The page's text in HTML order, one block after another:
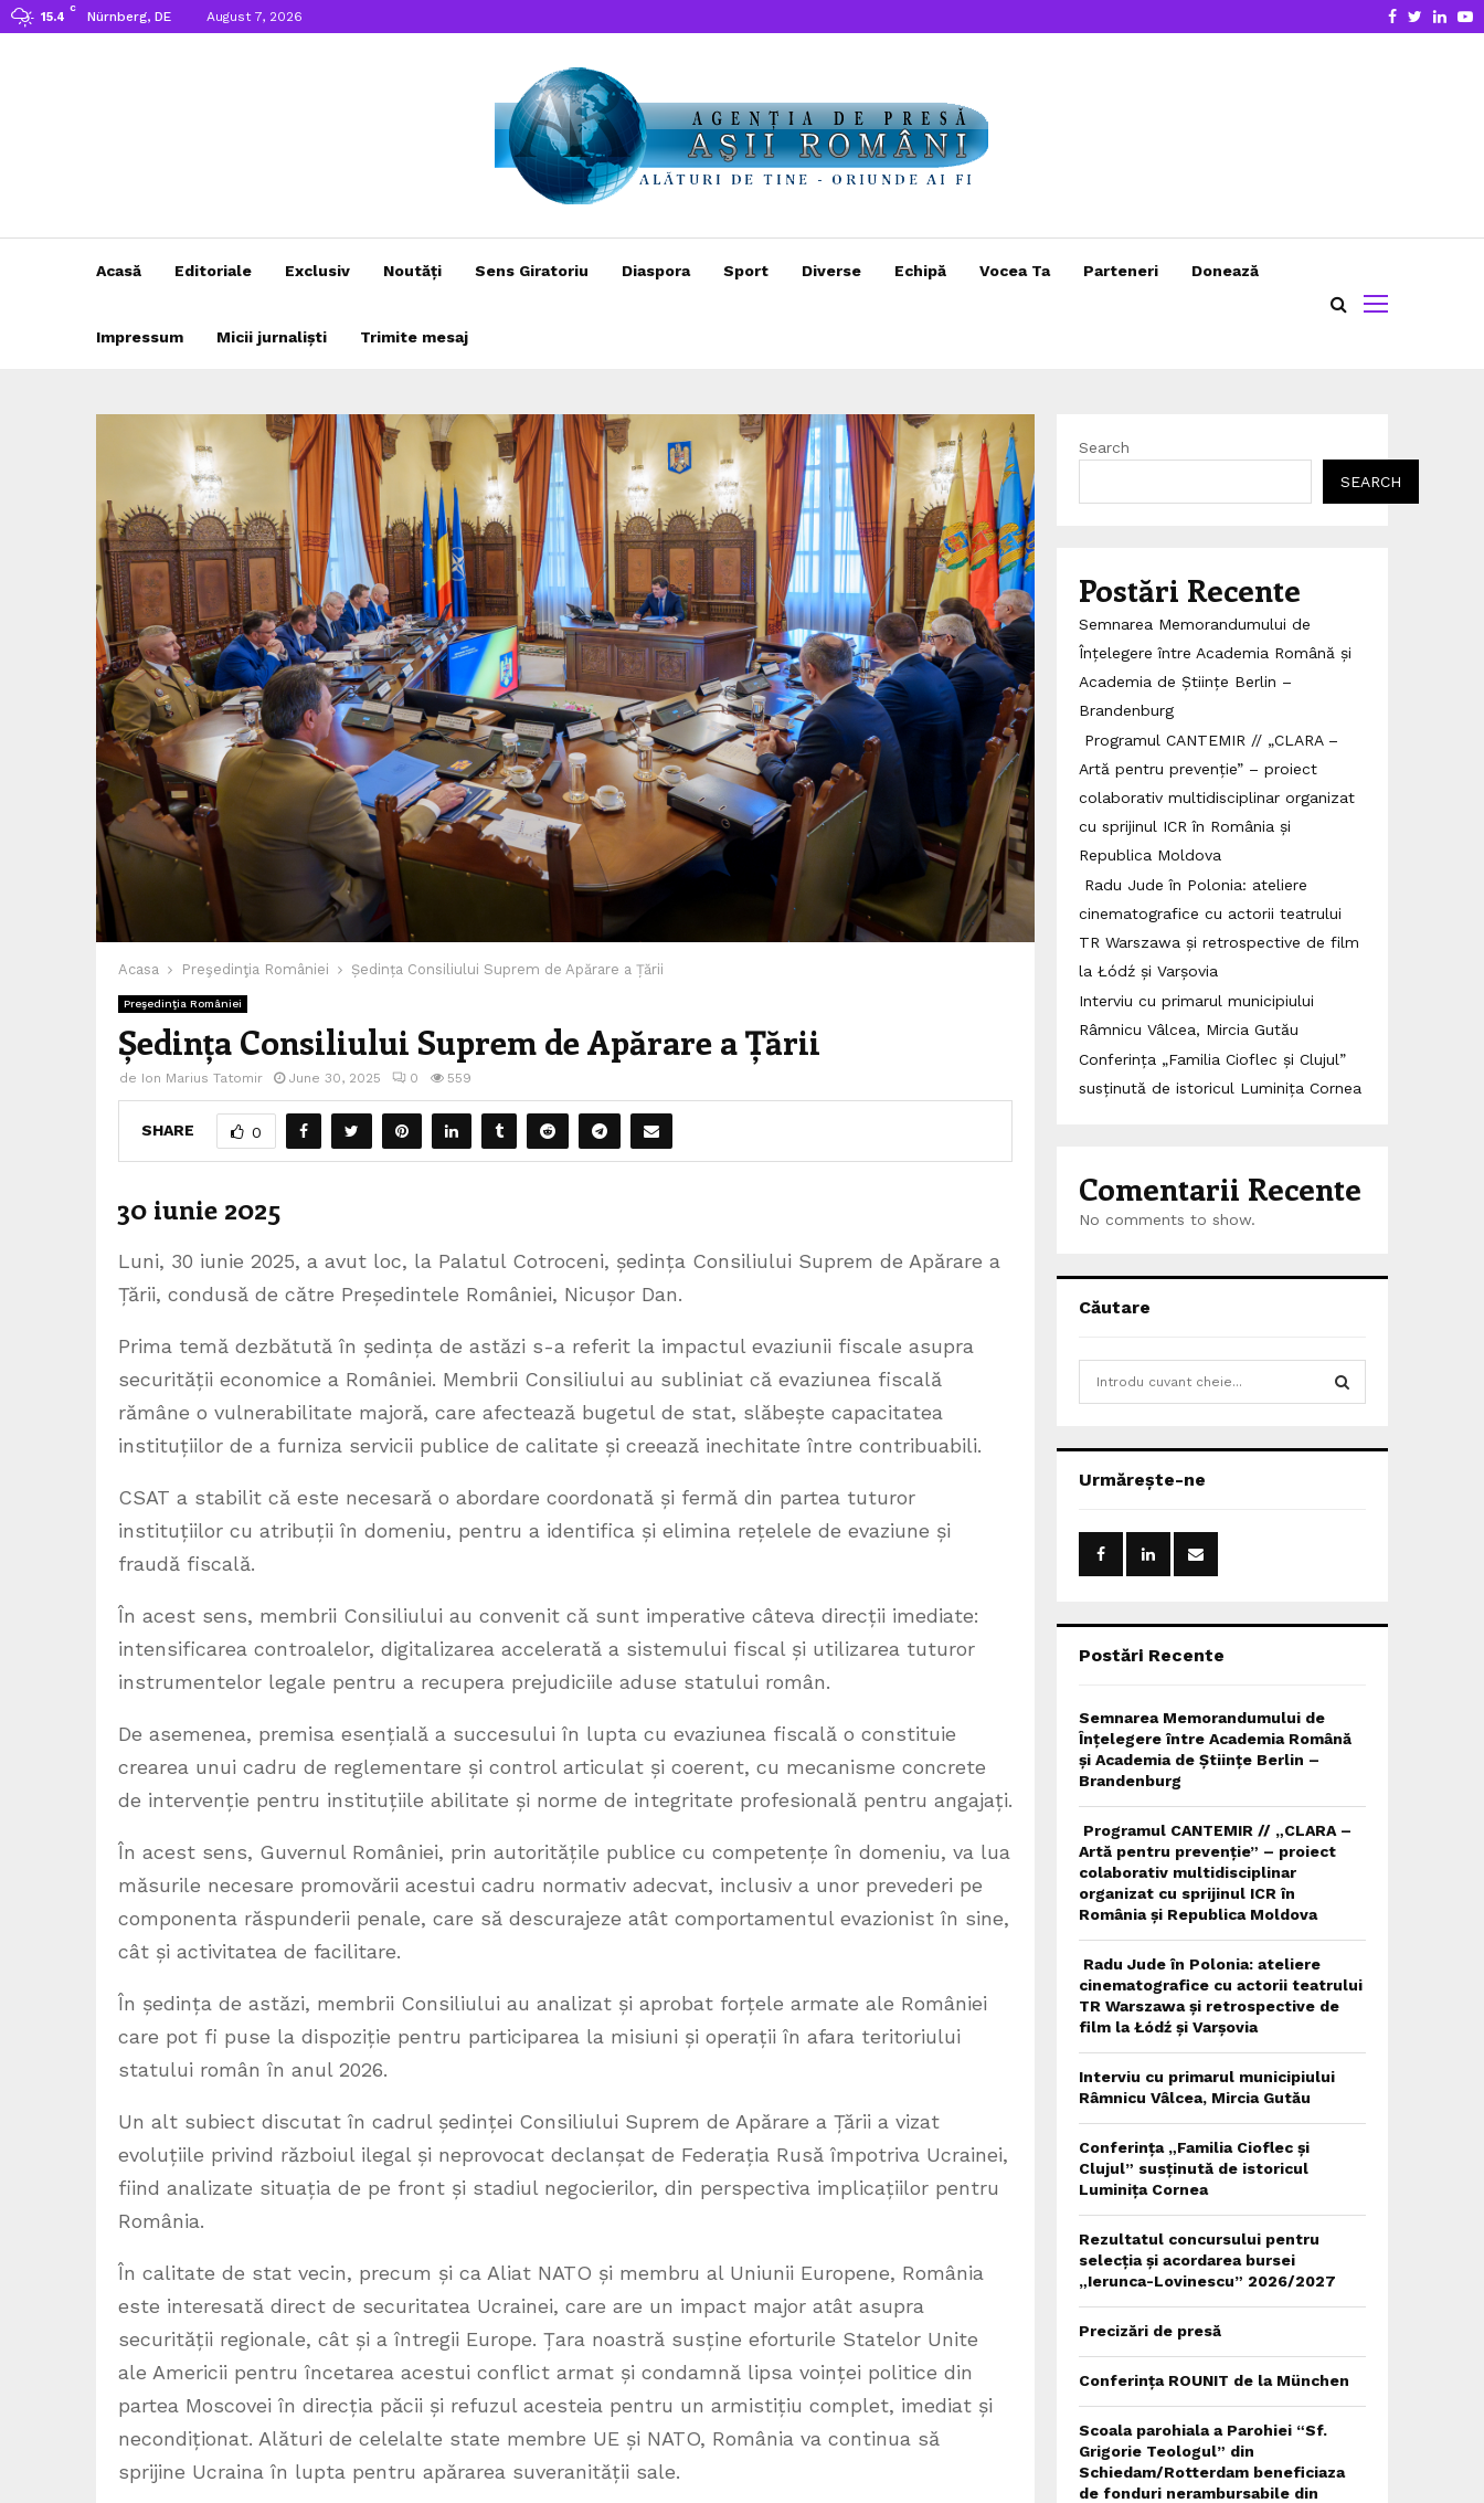
15.4
C
Nürnberg, DE August 7, 2026 Facebook
Twitter
Acasă Editoriale Exclusiv Noutăți Sens Giratoriu Diaspora Sport Diverse Echipă Vocea Ta Parteneri Donează
Impressum Micii jurnaliști Trimite mesaj
Acasa Preşedinţia României Ședința Consiliului Suprem de Apărare a Țării
Preşedinţia României
Ședința Consiliului Suprem de Apărare a Țării
de Ion Marius Tatomir June 30, 2025 0 559
SHARE 0
30 iunie 2025
Luni, 30 iunie 2025, a avut loc, la Palatul Cotroceni, ședința Consiliului Suprem de Apărare a
Țării, condusă de către Președintele României, Nicușor Dan.
Prima temă dezbătută în ședința de astăzi s-a referit la impactul evaziunii fiscale asupra
securității economice a României. Membrii Consiliului au subliniat că evaziunea fiscală
rămâne o vulnerabilitate majoră, care afectează bugetul de stat, slăbește capacitatea
instituțiilor de a furniza servicii publice de calitate și creează inechitate între contribuabili.
CSAT a stabilit că este necesară o abordare coordonată și fermă din partea tuturor
instituțiilor cu atribuții în domeniu, pentru a identifica și elimina rețelele de evaziune și
fraudă fiscală.
În acest sens, membrii Consiliului au convenit că sunt imperative câteva direcții imediate:
intensificarea controalelor, digitalizarea accelerată a sistemului fiscal și utilizarea tuturor
instrumentelor legale pentru a recupera prejudiciile aduse statului român.
De asemenea, premisa esențială a succesului în lupta cu evaziunea fiscală o constituie
crearea unui cadru de reglementare și control articulat și coerent, cu mecanisme concrete
de intervenție pentru instituțiile abilitate și norme de integritate profesională pentru angajați.
În acest sens, Guvernul României, prin autoritățile publice cu competențe în domeniu, va lua
măsurile necesare promovării acestui cadru normativ adecvat, inclusiv a unor prevederi pe
componenta răspunderii penale, care să descurajeze atât comportamentul evazionist în sine,
cât și activitatea de facilitare.
În ședința de astăzi, membrii Consiliului au analizat și aprobat forțele armate ale României
care pot fi puse la dispoziție pentru participarea la misiuni și operații în afara teritoriului
statului român în anul 2026.
Un alt subiect discutat în cadrul ședinței Consiliului Suprem de Apărare a Țării a vizat
evoluțiile privind războiul ilegal și neprovocat declanșat de Federația Rusă împotriva Ucrainei,
fiind analizate situația de pe front și stadiul negocierilor, din perspectiva implicațiilor pentru
România.
În calitate de stat vecin, precum și ca Aliat NATO și membru al Uniunii Europene, România
este interesată direct de securitatea Ucrainei, care are un impact major atât asupra
securității regionale, cât și a întregii Europe. Țara noastră susține eforturile Statelor Unite
ale Americii pentru încetarea acestui conflict armat și condamnă lipsa voinței politice din
partea Moscovei în direcția păcii și refuzul acesteia pentru un armistițiu complet, imediat și
necondiționat. Alături de celelalte state membre UE și NATO, România va continua să
sprijine Ucraina în lupta pentru apărarea suveranității sale.
Search
SEARCH
Postări Recente
Semnarea Memorandumului de
Înțelegere între Academia Română și
Academia de Științe Berlin –
Brandenburg
Programul CANTEMIR // „CLARA –
Artă pentru prevenție” – proiect
colaborativ multidisciplinar organizat
cu sprijinul ICR în România și
Republica Moldova
Radu Jude în Polonia: ateliere
cinematografice cu actorii teatrului
TR Warszawa și retrospective de film
la Łódź și Varșovia
Interviu cu primarul municipiului
Râmnicu Vâlcea, Mircia Gutău
Conferința „Familia Cioflec și Clujul”
susținută de istoricul Luminița Cornea
Comentarii Recente
No comments to show.
Căutare
h
o
:
Urmărește-ne
Postări Recente
Semnarea Memorandumului de
Înțelegere între Academia Română
și Academia de Științe Berlin –
Brandenburg
Programul CANTEMIR // „CLARA –
Artă pentru prevenție” – proiect
colaborativ multidisciplinar
organizat cu sprijinul ICR în
România și Republica Moldova
Radu Jude în Polonia: ateliere
cinematografice cu actorii teatrului
TR Warszawa și retrospective de
film la Łódź și Varșovia
Interviu cu primarul municipiului
Râmnicu Vâlcea, Mircia Gutău
Conferința „Familia Cioflec și
Clujul” susținută de istoricul
Luminița Cornea
Rezultatul concursului pentru
selecția și acordarea bursei
„Ierunca-Lovinescu” 2026/2027
Precizări de presă
Conferința ROUNIT de la München
Scoala parohiala a Parohiei “Sf.
Grigorie Teologul” din
Schiedam/Rotterdam beneficiaza
de fonduri nerambursabile din